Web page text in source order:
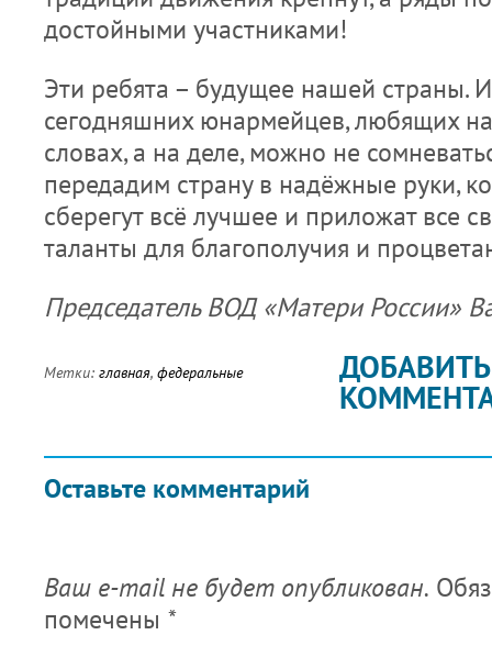
достойными участниками!
Эти ребята – будущее нашей страны.
сегодняшних юнармейцев, любящих
словах, а на деле, можно не
передадим страну в надёжные руки,
сберегут всё лучшее и приложат все
таланты для благополучия и
Председатель ВОД «Матери России»
Метки: главная, федеральные
Оставьте комментарий
ДОБАВИТЬ
Ваш e-mail не будет опубликован.
помечены *